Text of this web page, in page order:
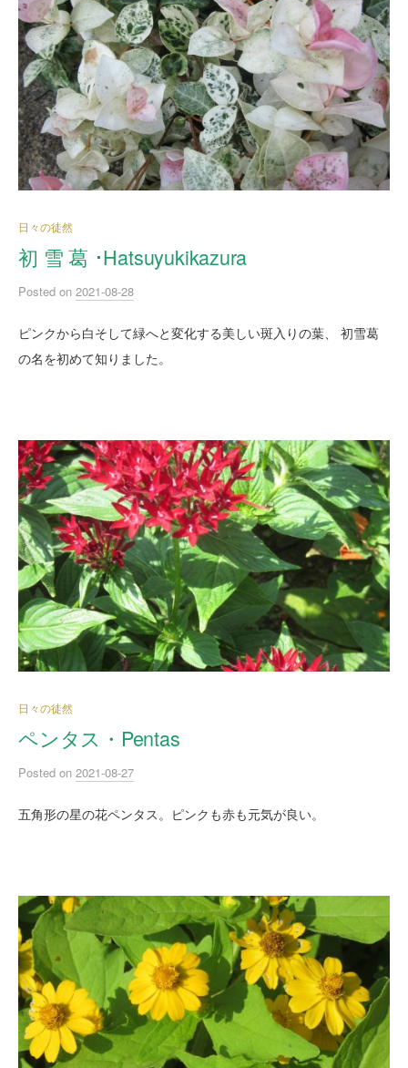
日々の徒然
初 雪 葛 ･Hatsuyukikazura
Posted on 2021-08-28
ピンクから白そして緑へと変化する美しい斑入りの葉、 初雪葛
の名を初めて知りました。
日々の徒然
ペンタス・Pentas
Posted on 2021-08-27
五角形の星の花ペンタス。ピンクも赤も元気が良い。